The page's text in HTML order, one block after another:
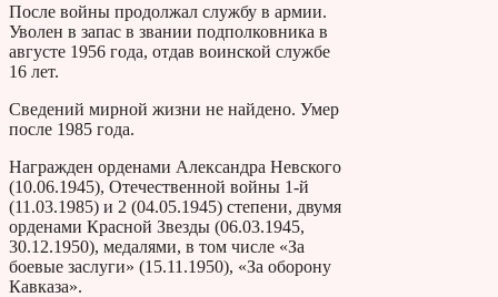
После войны продолжал службу в армии.
Уволен в запас в звании подполковника в
августе 1956 года, отдав воинской службе
16 лет.
Сведений мирной жизни не найдено. Умер
после 1985 года.
Награжден орденами Александра Невского
(10.06.1945), Отечественной войны 1-й
(11.03.1985) и 2 (04.05.1945) степени, двумя
орденами Красной Звезды (06.03.1945,
30.12.1950), медалями, в том числе «За
боевые заслуги» (15.11.1950), «За оборону
Кавказа».